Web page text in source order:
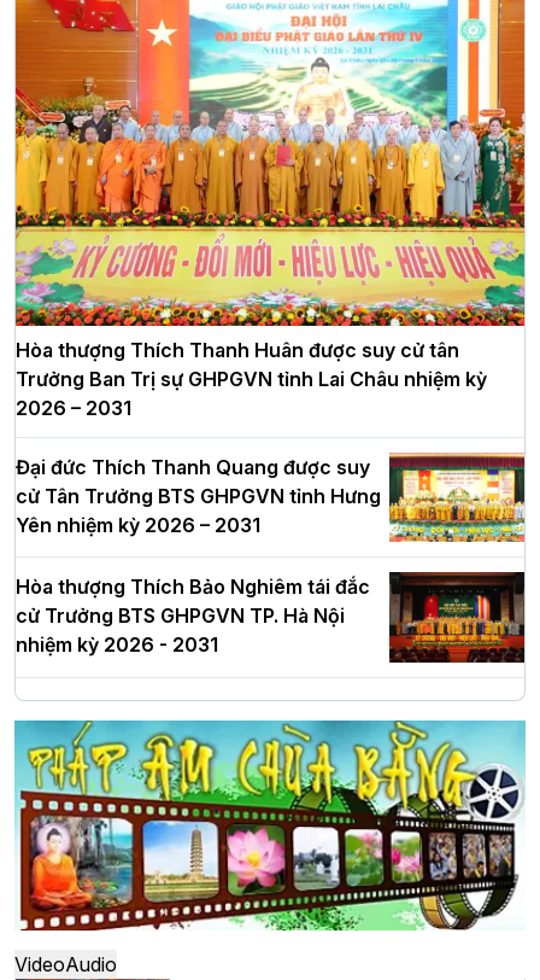
Hòa thượng Thích Thanh Huân được suy cử tân
Trưởng Ban Trị sự GHPGVN tỉnh Lai Châu nhiệm kỳ
2026 – 2031
Đại đức Thích Thanh Quang được suy
cử Tân Trưởng BTS GHPGVN tỉnh Hưng
Yên nhiệm kỳ 2026 – 2031
Hòa thượng Thích Bảo Nghiêm tái đắc
cử Trưởng BTS GHPGVN TP. Hà Nội
nhiệm kỳ 2026 - 2031
Hà Nội: Long trọng lễ khởi công xây
dựng Trung tâm văn hóa Phật giáo Thủ
đô
Hà Nội: Ngày tu học cuối cùng khép lại
khóa sinh hoạt Phật pháp mùa hè lần
thứ XIV tại chùa Bằng
VideoAudio